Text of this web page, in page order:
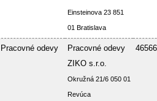
Einsteinova 23 851
01 Bratislava
Pracovné odevy
Pracovné odevy
ZIKO s.r.o.
Okružná 21/6 050 01
Revúca